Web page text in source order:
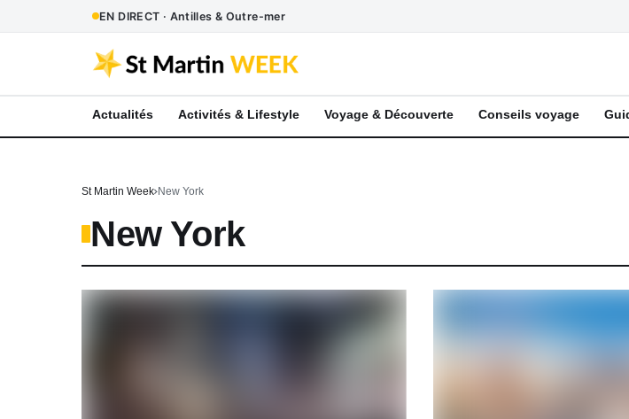
EN DIRECT · Antilles & Outre-mer
Actualités Activités & Lifestyle Voyage & Découverte Conseils voyage
St Martin Week New York
New York